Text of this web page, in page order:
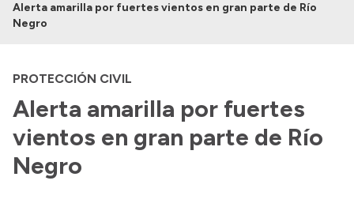
Institucional
Autoridades
Consejos locales
Transparencia
Alerta amarilla por fuertes vientos en gran parte de Río
Negro
PROTECCIÓN CIVIL
Alerta amarilla por fuertes
vientos en gran parte de Río
Negro